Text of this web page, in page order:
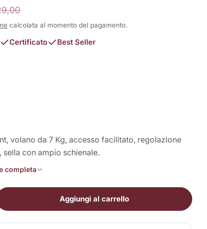
modale
calcolata al momento del pagamento.
Certificato Best Seller
volano da 7 Kg, accesso facilitato, regolazione
sella con ampio schienale.
completa
quantità per BRX R65 Comfort
la quantità per BRX R65 Comfort
Aggiungi al carrello